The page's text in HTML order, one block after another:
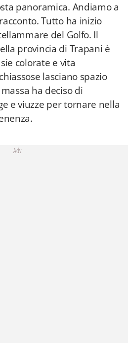
panoramica. Andiamo a
Tutto ha inizio
del Golfo. Il
provincia di Trapani è
colorate e vita
lasciano spazio
ha deciso di
e viuzze per tornare nella
Adv